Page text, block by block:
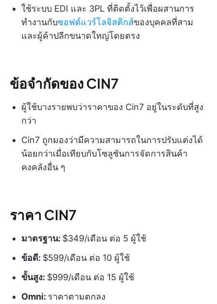
ใช้ระบบ EDI และ 3PL ที่ติดตั้งไว้เพื่อผสานการ
ทำงานกับซอฟต์แวร์โลจิสติกส์ของบุคคลที่สาม
และผู้ค้าปลีกขนาดใหญ่โดยตรง
ข้อจำกัดของ CIN7
ผู้ใช้บางรายพบว่าราคาของ Cin7 อยู่ในระดับที่สูง
กว่า
Cin7 ถูกมองว่ามีความสามารถในการปรับแต่งได้
น้อยกว่าเมื่อเทียบกับโซลูชันการจัดการสินค้า
คงคลังอื่น ๆ
ราคา CIN7
มาตรฐาน: $349/เดือน ต่อ 5 ผู้ใช้
ข้อดี: $599/เดือน ต่อ 10 ผู้ใช้
ขั้นสูง: $999/เดือน ต่อ 15 ผู้ใช้
Omni: ราคาตามตกลง